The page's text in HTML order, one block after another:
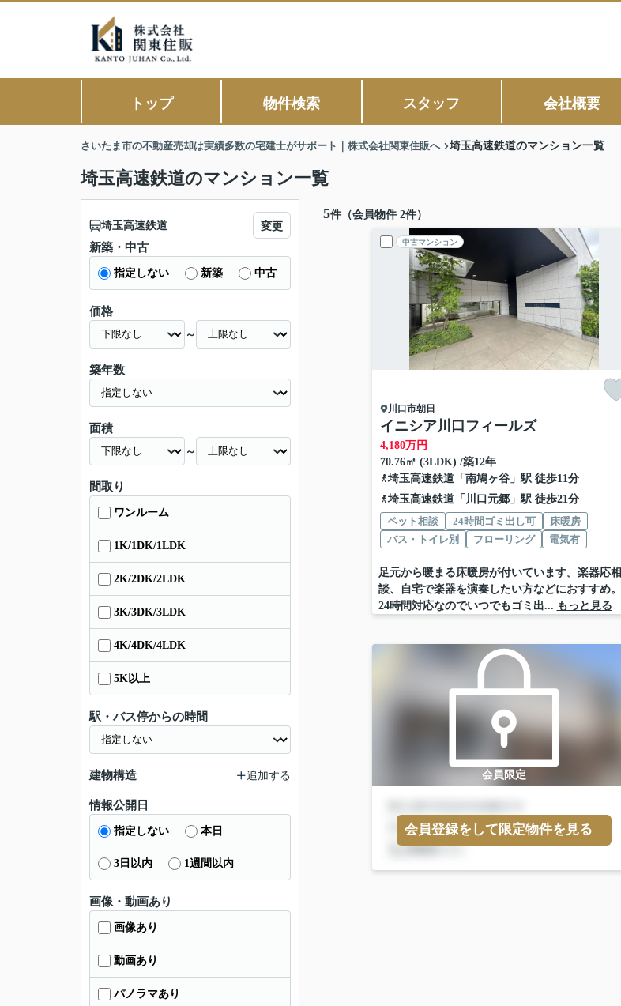
トップ 物件検索 スタッフ 会社概要
さいたま市の不動産売却は実績多数の宅建士がサポート｜株式会社関東住販へ 埼玉高速鉄道のマンション一覧
埼玉高速鉄道のマンション一覧
5件（会員物件 2件）
中古マンション
川口市朝日
イニシア川口フィールズ
4,180万円
70.76㎡ (3LDK) /築12年
埼玉高速鉄道「 南鳩ヶ谷」駅 徒歩11分
埼玉高速鉄道「 川口元郷」駅 徒歩21分
ペット相談
24時間ゴミ出し可
床暖房
バス・トイレ別
フローリング 電気有
足元から暖まる床暖房が付いています。楽器応相
談、自宅で楽器を演奏したい方などにおすすめ。
24時間対応なのでいつでもゴミ出... もっと見る
会員限定
会員登録をして限定物件を見る
埼玉高速鉄道 変更
新築・中古
指定しない 新築 中古
価格
～
築年数
面積
～
間取り
ワンルーム
1K/1DK/1LDK
2K/2DK/2LDK
3K/3DK/3LDK
4K/4DK/4LDK
5K以上
駅・バス停からの時間
建物構造 追加する
情報公開日
指定しない 本日
3日以内 1週間以内
画像・動画あり
画像あり
動画あり
パノラマあり